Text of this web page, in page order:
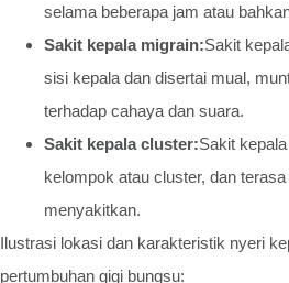
selama beberapa jam atau
Sakit kepala migrain:Sakit
sisi kepala dan disertai mual,
terhadap cahaya dan suara.
Sakit kepala cluster:Sakit
kelompok atau cluster, dan
menyakitkan.
Ilustrasi lokasi dan karakteristik nyeri
pertumbuhan gigi bungsu: